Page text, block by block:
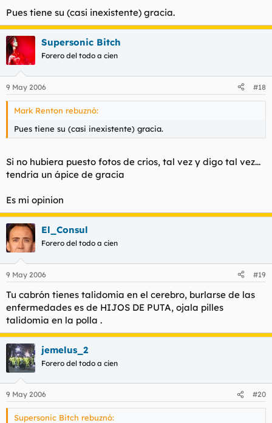
Pues tiene su (casi inexistente) gracia.
Supersonic Bitch
Forero del todo a cien
9 May 2006 #18
Mark Renton rebuznó:
Pues tiene su (casi inexistente) gracia.
Si no hubiera puesto fotos de crios, tal vez y digo tal vez...
tendria un ápice de gracia
Es mi opinion
El_Consul
Forero del todo a cien
9 May 2006 #19
Tu cabrón tienes talidomia en el cerebro, burlarse de las
enfermedades es de HIJOS DE PUTA, ojala pilles
talidomia en la polla .
jemelus_2
Forero del todo a cien
9 May 2006 #20
Supersonic Bitch rebuznó: